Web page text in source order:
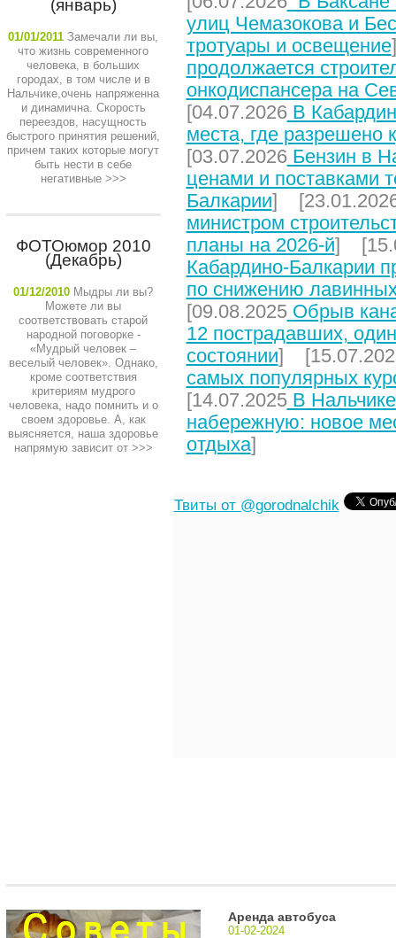
(январь)
01/01/2011 Замечали ли вы,
что жизнь современного
человека, в больших
городах, в том числе и в
Нальчике,очень напряженна
и динамична. Скорость
переездов, насущность
быстрого принятия решений,
причем таких которые могут
быть нести в себе
негативные>>>
ФОТОюмор 2010
(Декабрь)
01/12/2010 Мыдры ли вы?
Можете ли вы
соответствовать старой
народной поговорке -
«Мудрый человек –
веселый человек». Однако,
кроме соответствия
критериям мудрого
человека, надо помнить и о
своем здоровье. А, как
выясняется, наша здоровье
напрямую зависит от>>>
улиц Чемазокова и
тротуары и освещение
продолжается
онкодиспансера на
[04.07.2026В
места, где разрешено
[03.07.2026Бензин в
ценами и поставками
Балкарии]
министром
планы на 2026-й]
Кабардино-Балкарии
по снижению
[09.08.2025Обрыв
12 пострадавших,
состоянии]
самых популярных
[14.07.2025В
набережную: новое
отдыха]
Твиты от @gorodnalchik
Аренда автобуса
01-02-2024